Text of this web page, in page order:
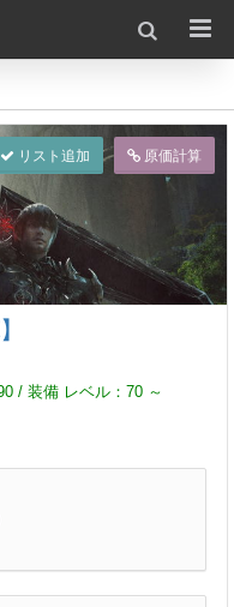
リスト追加 原価計算
/ 装備 レベル： 70 ～